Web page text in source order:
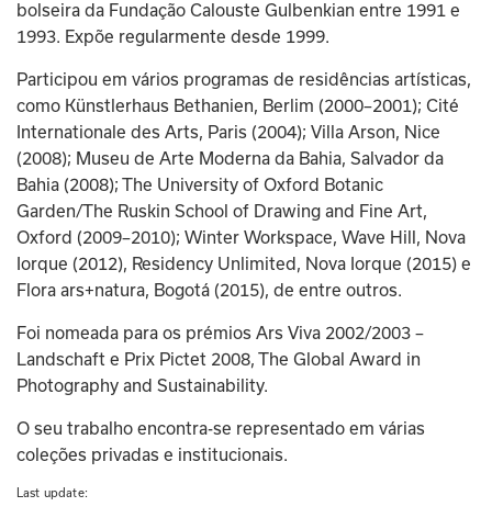
bolseira da Fundação Calouste Gulbenkian entre 1991 e
1993. Expõe regularmente desde 1999.
Participou em vários programas de residências artísticas,
como Künstlerhaus Bethanien, Berlim (2000–2001); Cité
Internationale des Arts, Paris (2004); Villa Arson, Nice
(2008); Museu de Arte Moderna da Bahia, Salvador da
Bahia (2008); The University of Oxford Botanic
Garden/The Ruskin School of Drawing and Fine Art,
Oxford (2009–2010); Winter Workspace, Wave Hill, Nova
Iorque (2012), Residency Unlimited, Nova Iorque (2015) e
Flora ars+natura, Bogotá (2015), de entre outros.
Foi nomeada para os prémios Ars Viva 2002/2003 –
Landschaft e Prix Pictet 2008, The Global Award in
Photography and Sustainability.
O seu trabalho encontra-se representado em várias
coleções privadas e institucionais.
Last update: